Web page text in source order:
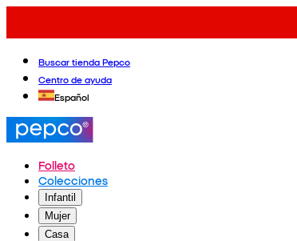
Buscar tienda Pepco
Centro de ayuda
Español
Folleto
Colecciones
Infantil
Mujer
Casa